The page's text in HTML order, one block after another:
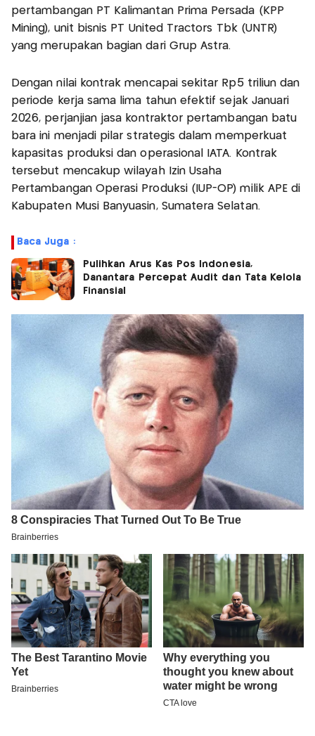
pertambangan PT Kalimantan Prima Persada (KPP
Mining), unit bisnis PT United Tractors Tbk (UNTR)
yang merupakan bagian dari Grup Astra.
Dengan nilai kontrak mencapai sekitar Rp5 triliun dan
periode kerja sama lima tahun efektif sejak Januari
2026, perjanjian jasa kontraktor pertambangan batu
bara ini menjadi pilar strategis dalam memperkuat
kapasitas produksi dan operasional IATA. Kontrak
tersebut mencakup wilayah Izin Usaha
Pertambangan Operasi Produksi (IUP-OP) milik APE di
Kabupaten Musi Banyuasin, Sumatera Selatan.
Baca Juga :
Pulihkan Arus Kas Pos Indonesia,
Danantara Percepat Audit dan Tata Kelola
Finansial